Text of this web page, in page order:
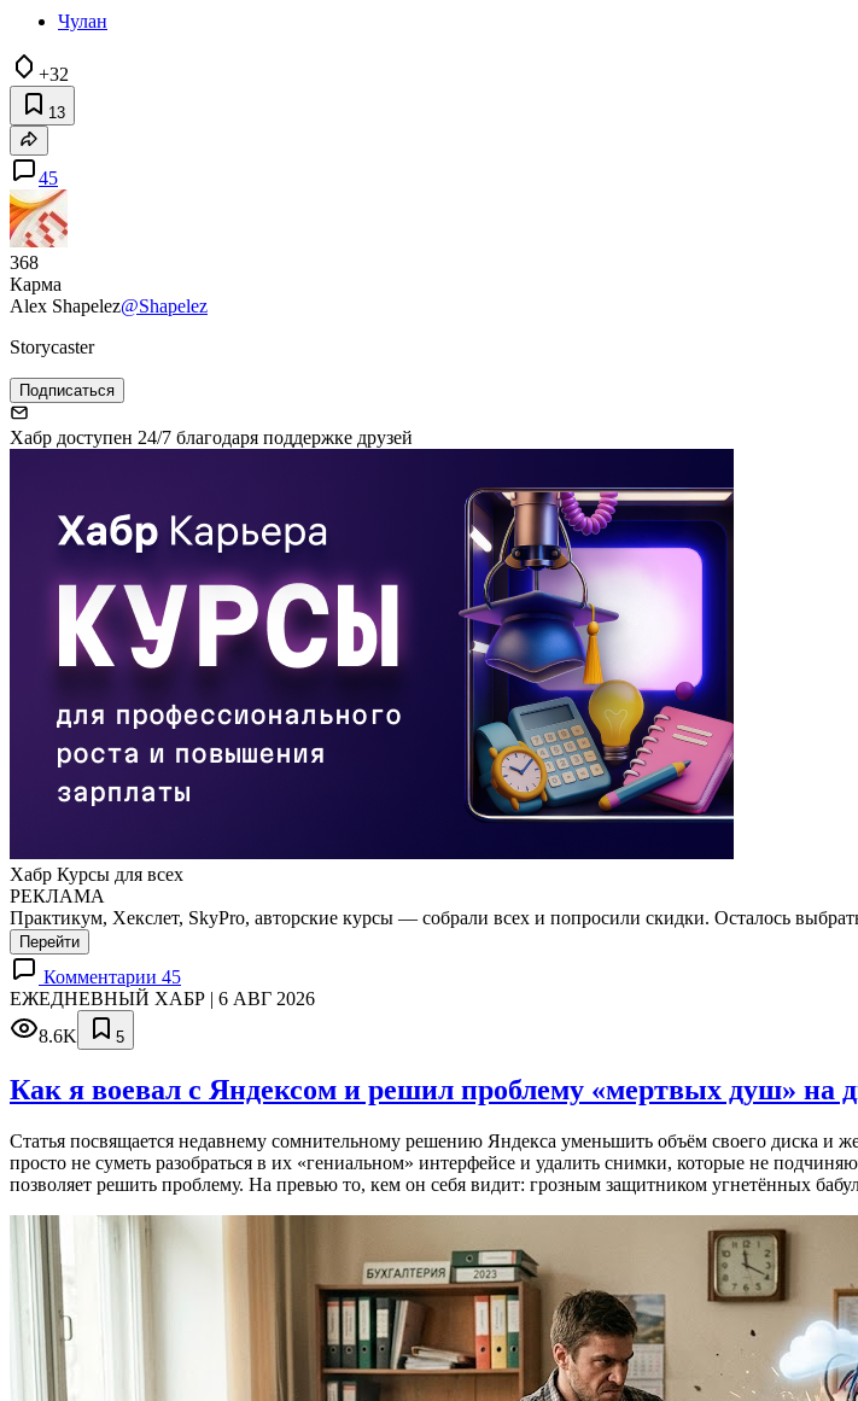
Чулан
+32
13
45
368
Карма
Alex Shapelez@Shapelez
Storycaster
Подписаться
Хабр доступен 24/7 благодаря поддержке друзей
Хабр Курсы для всех
РЕКЛАМА
Практикум, Хекслет, SkyPro, авторские курсы — собрали всех и попросили скидки. Осталось
Перейти
Комментарии 45
ЕЖЕДНЕВНЫЙ ХАБР | 6 АВГ 2026
8.6K
5
Как я воевал с Яндексом и решил проблему «мертвых душ» на
Статья посвящается недавнему сомнительному решению Яндекса уменьшить объём своего диска и
просто не суметь разобраться в их «гениальном» интерфейсе и удалить снимки, которые не
позволяет решить проблему. На превью то, кем он себя видит: грозным защитником угнетённых